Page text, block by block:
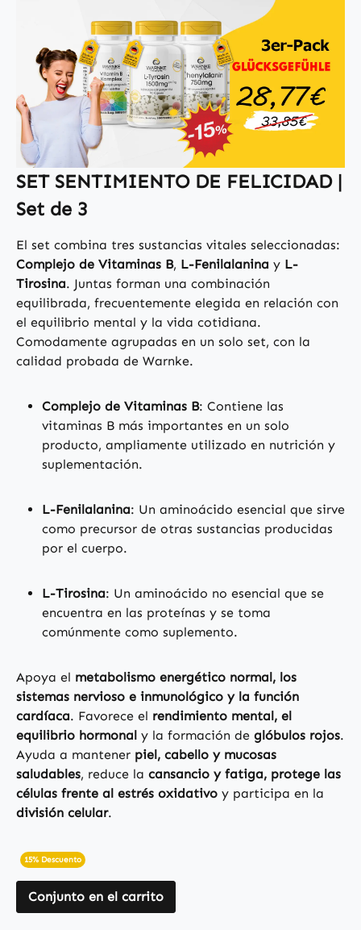
SET SENTIMIENTO DE FELICIDAD |
Set de 3
El set combina tres sustancias vitales seleccionadas:
Complejo de Vitaminas B, L-Fenilalanina y L-
Tirosina. Juntas forman una combinación
equilibrada, frecuentemente elegida en relación con
el equilibrio mental y la vida cotidiana.
Comodamente agrupadas en un solo set, con la
calidad probada de Warnke.
Complejo de Vitaminas B: Contiene las
vitaminas B más importantes en un solo
producto, ampliamente utilizado en nutrición y
suplementación.
L-Fenilalanina: Un aminoácido esencial que sirve
como precursor de otras sustancias producidas
por el cuerpo.
L-Tirosina: Un aminoácido no esencial que se
encuentra en las proteínas y se toma
comúnmente como suplemento.
Apoya el metabolismo energético normal, los
sistemas nervioso e inmunológico y la función
cardíaca. Favorece el rendimiento mental, el
equilibrio hormonal y la formación de glóbulos rojos.
Ayuda a mantener piel, cabello y mucosas
saludables, reduce la cansancio y fatiga, protege las
células frente al estrés oxidativo y participa en la
división celular.
15% Descuento
Conjunto en el carrito